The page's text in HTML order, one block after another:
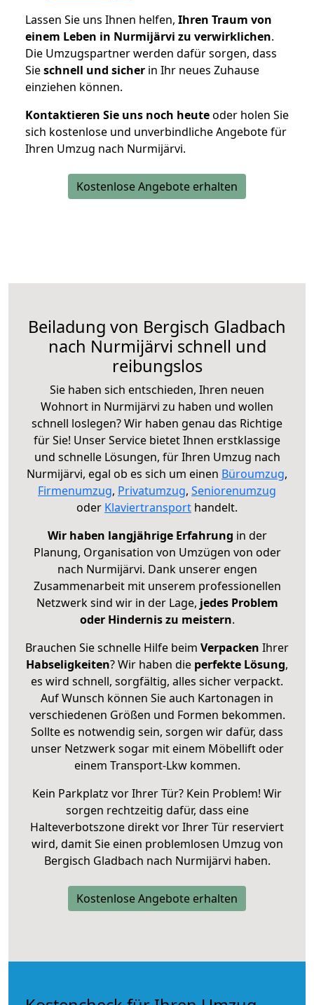
Lassen Sie uns Ihnen helfen, Ihren Traum von
einem Leben in Nurmijärvi zu verwirklichen.
Die Umzugspartner werden dafür sorgen, dass
Sieschnell und sicher in Ihr neues Zuhause
einziehen können.
Kontaktieren Sie uns noch heuteoder holen Sie
sich kostenlose und unverbindliche Angebote für
Ihren Umzug nach Nurmijärvi.
Kostenlose Angebote erhalten
Beiladung von Bergisch Gladbach
nach Nurmijärvi schnell und
reibungslos
Sie haben sich entschieden, Ihren neuen
Wohnort in Nurmijärvi zu haben und wollen
schnell loslegen? Wir haben genau das Richtige
für Sie! Unser Service bietet Ihnen erstklassige
und schnelle Lösungen, für Ihren Umzug nach
Nurmijärvi, egal ob es sich um einen Büroumzug,
Firmenumzug, Privatumzug, Seniorenumzug
oder Klaviertransport handelt.
Wir haben langjährige Erfahrung in der
Planung, Organisation von Umzügen von oder
nach Nurmijärvi. Dank unserer engen
Zusammenarbeit mit unserem professionellen
Netzwerk sind wir in der Lage, jedes Problem
oder Hindernis zu meistern.
Brauchen Sie schnelle Hilfe beim Verpacken Ihrer
Habseligkeiten? Wir haben die perfekte Lösung,
es wird schnell, sorgfältig, alles sicher verpackt.
Auf Wunsch können Sie auch Kartonagen in
verschiedenen Größen und Formen bekommen.
Sollte es notwendig sein, sorgen wir dafür, dass
unser Netzwerk sogar mit einem Möbellift oder
einem Transport-Lkw kommen.
Kein Parkplatz vor Ihrer Tür? Kein Problem! Wir
sorgen rechtzeitig dafür, dass eine
Halteverbotszone direkt vor Ihrer Tür reserviert
wird, damit Sie einen problemlosen Umzug von
Bergisch Gladbach nach Nurmijärvi haben.
Kostenlose Angebote erhalten